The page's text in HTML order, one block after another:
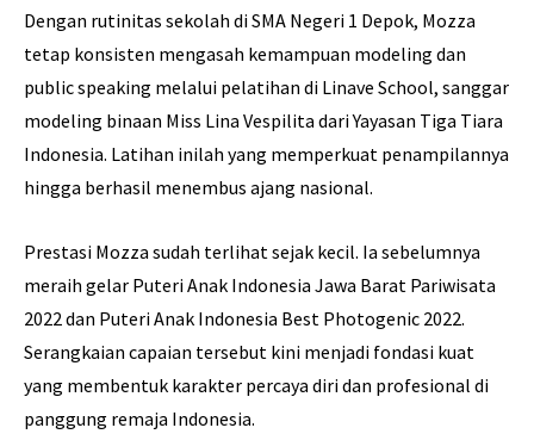
Dengan rutinitas sekolah di SMA Negeri 1 Depok, Mozza
tetap konsisten mengasah kemampuan modeling dan
public speaking melalui pelatihan di Linave School, sanggar
modeling binaan Miss Lina Vespilita dari Yayasan Tiga Tiara
Indonesia. Latihan inilah yang memperkuat penampilannya
hingga berhasil menembus ajang nasional.
Prestasi Mozza sudah terlihat sejak kecil. Ia sebelumnya
meraih gelar Puteri Anak Indonesia Jawa Barat Pariwisata
2022 dan Puteri Anak Indonesia Best Photogenic 2022.
Serangkaian capaian tersebut kini menjadi fondasi kuat
yang membentuk karakter percaya diri dan profesional di
panggung remaja Indonesia.